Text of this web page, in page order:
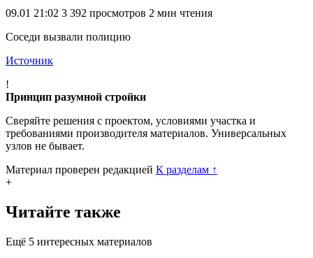
09.01 21:02 3 392 просмотров 2 мин чтения
Соседи вызвали полицию
Источник
!
Принцип разумной стройки
Сверяйте решения с проектом, условиями участка и
требованиями производителя материалов. Универсальных
узлов не бывает.
Материал проверен редакцией К разделам ↑
+
Читайте также
Ещё 5 интересных материалов